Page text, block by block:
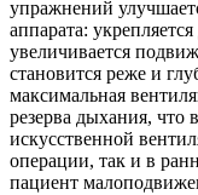
упражнений
аппарата:
увеличивается
становится реже и
максимальная
резерва дыхания, что
искусственной
операции, так и в
пациент